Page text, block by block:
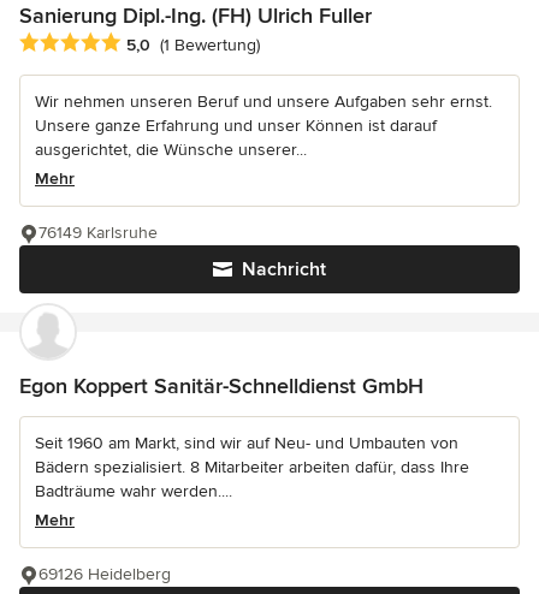
Sanierung Dipl.-Ing. (FH) Ulrich Fuller
Durchschnittliche Bewertung: 5 von 5 Sternen
5,0 (1 Bewertung)
Wir nehmen unseren Beruf und unsere Aufgaben sehr ernst.
Unsere ganze Erfahrung und unser Können ist darauf
ausgerichtet, die Wünsche unserer...
Mehr
Nachricht
76149 Karlsruhe
Egon Koppert Sanitär-Schnelldienst GmbH
Seit 1960 am Markt, sind wir auf Neu- und Umbauten von
Bädern spezialisiert. 8 Mitarbeiter arbeiten dafür, dass Ihre
Badträume wahr werden....
Mehr
69126 Heidelberg